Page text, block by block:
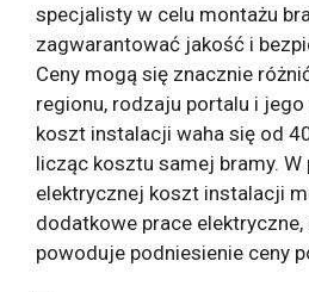
specjalisty w celu montażu
zagwarantować jakość i
Ceny mogą się znacznie
regionu, rodzaju portalu i jego
koszt instalacji waha się od
licząc kosztu samej bramy. W
elektrycznej koszt instalacji
dodatkowe prace
powoduje podniesienie ceny